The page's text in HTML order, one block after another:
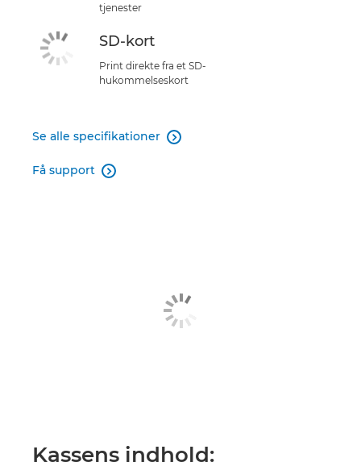
tjenester
SD-kort
Print direkte fra et SD-
hukommelseskort
Se alle specifikationer 
Få support 
Kassens indhold: